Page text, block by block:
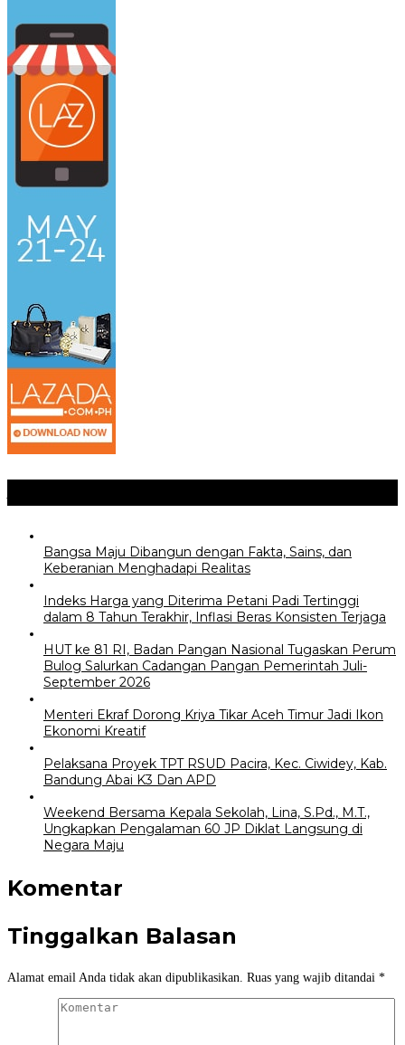
Bangsa Maju Dibangun dengan Fakta, Sains, dan
Keberanian Menghadapi Realitas
Indeks Harga yang Diterima Petani Padi Tertinggi
dalam 8 Tahun Terakhir, Inflasi Beras Konsisten Terjaga
HUT ke 81 RI, Badan Pangan Nasional Tugaskan Perum
Bulog Salurkan Cadangan Pangan Pemerintah Juli-
September 2026
Menteri Ekraf Dorong Kriya Tikar Aceh Timur Jadi Ikon
Ekonomi Kreatif
Pelaksana Proyek TPT RSUD Pacira, Kec. Ciwidey, Kab.
Bandung Abai K3 Dan APD
Weekend Bersama Kepala Sekolah, Lina, S.Pd., M.T.,
Ungkapkan Pengalaman 60 JP Diklat Langsung di
Negara Maju
Komentar
Tinggalkan Balasan
Alamat email Anda tidak akan dipublikasikan. Ruas yang wajib ditandai *